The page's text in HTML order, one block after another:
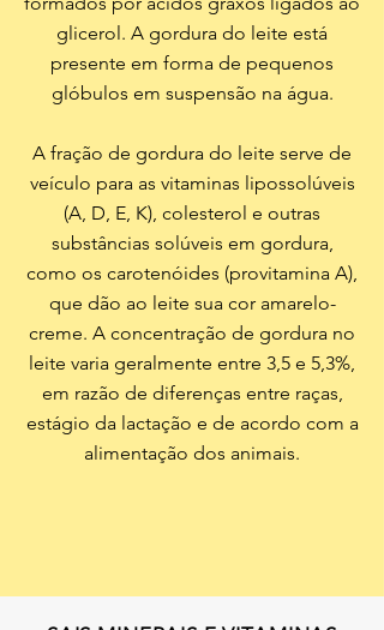
glicerol. A gordura do leite está
presente em forma de pequenos
glóbulos em suspensão na água.
A fração de gordura do leite serve de
veículo para as vitaminas lipossolúveis
(A, D, E, K), colesterol e outras
substâncias solúveis em gordura,
como os carotenóides (provitamina A),
que dão ao leite sua cor amarelo-
creme. A concentração de gordura no
leite varia geralmente entre 3,5 e 5,3%,
em razão de diferenças entre raças,
estágio da lactação e de acordo com a
alimentação dos animais.